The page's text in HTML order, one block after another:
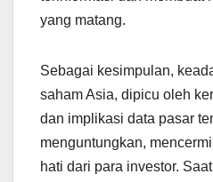
yang matang.
Sebagai kesimpulan,
saham Asia, dipicu oleh
dan implikasi data pasar
menguntungkan,
hati dari para investor.